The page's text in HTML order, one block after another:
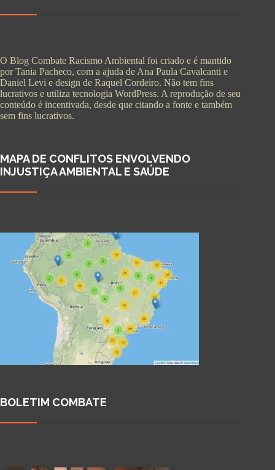
O Blog Combate Racismo Ambiental foi criado e é mantido
por Tania Pacheco, com a ajuda de Ana Paula Cavalcanti e
Daniel Levi e design de Raquel Cordeiro. Não tem fins
lucrativos e utiliza tecnologia WordPress. A reprodução de seu
conteúdo é incentivada, desde que citando a fonte e também
sem fins lucrativos.
MAPA DE CONFLITOS ENVOLVENDO
INJUSTIÇA AMBIENTAL E SAÚDE
BOLETIM COMBATE